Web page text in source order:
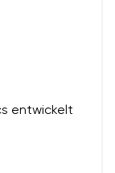
entwickelt